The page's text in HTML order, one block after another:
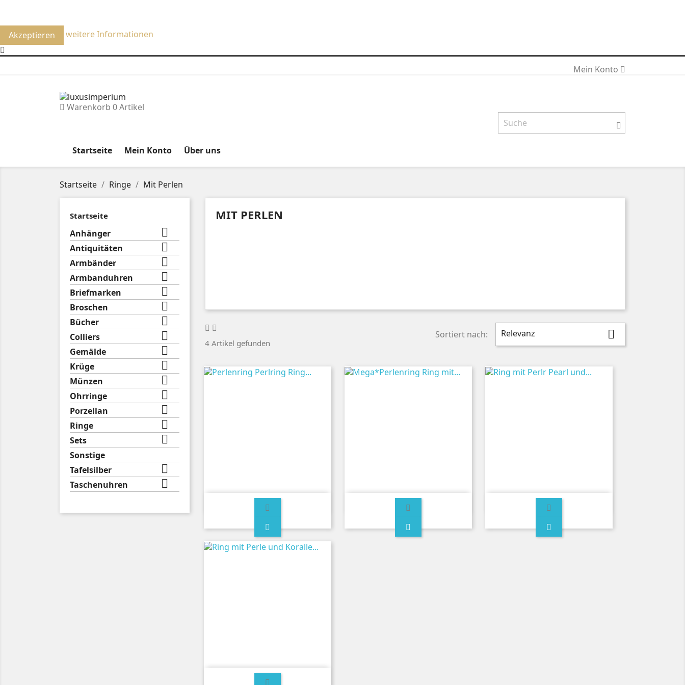
Akzeptieren
weitere Informationen
Mein Konto
Warenkorb 0Artikel
Startseite Mein Konto Über uns
Startseite Ringe Mit Perlen
Startseite
Anhänger 
Antiquitäten 
Armbänder 
Armbanduhren 
Briefmarken 
Broschen 
Bücher 
Colliers 
Gemälde 
Krüge 
Münzen 
Ohrringe 
Porzellan 
Ringe 
Sets 
Sonstige
Tafelsilber

Taschenuhren 
MIT PERLEN
4 Artikel gefunden
Sortiert nach: Relevanz 